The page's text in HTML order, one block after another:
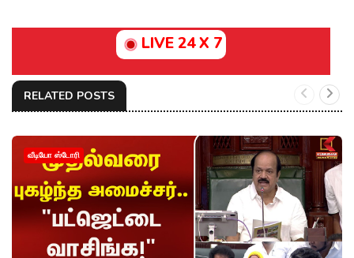
LIVE 24 X 7
RELATED POSTS
வீடியோ ஸ்டோரி